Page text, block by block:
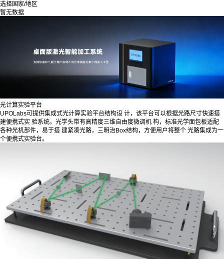
选择国家/地区
暂无数据
光计算实验平台
UPOLabs可提供集成式光计算实验平台结构设 计，该平台可以根据光路尺寸快速搭
建便携式实 验系统。光学头带有高精度三维自由度微调机 构，标准光学面包板适配
各种光机部件，易于搭 建紧凑光路，三明治Box结构，方便用户将整个 光路集成为一
个便携式实验台。